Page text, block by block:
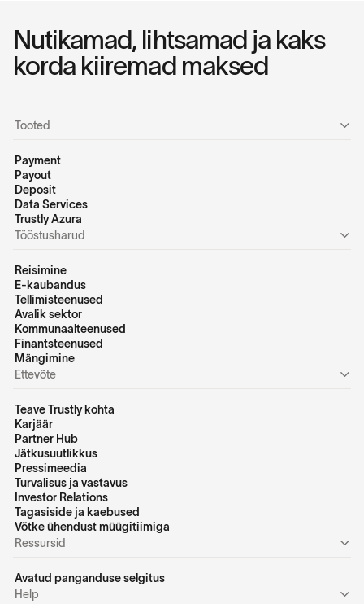
Nutikamad, lihtsamad ja kaks
korda kiiremad maksed
Tooted
Payment
Payout
Deposit
Data Services
Trustly Azura
Tööstusharud
Reisimine
E-kaubandus
Tellimisteenused
Avalik sektor
Kommunaalteenused
Finantsteenused
Mängimine
Ettevõte
Teave Trustly kohta
Karjäär
Partner Hub
Jätkusuutlikkus
Pressimeedia
Turvalisus ja vastavus
Investor Relations
Tagasiside ja kaebused
Võtke ühendust müügitiimiga
Ressursid
Avatud panganduse selgitus
Help